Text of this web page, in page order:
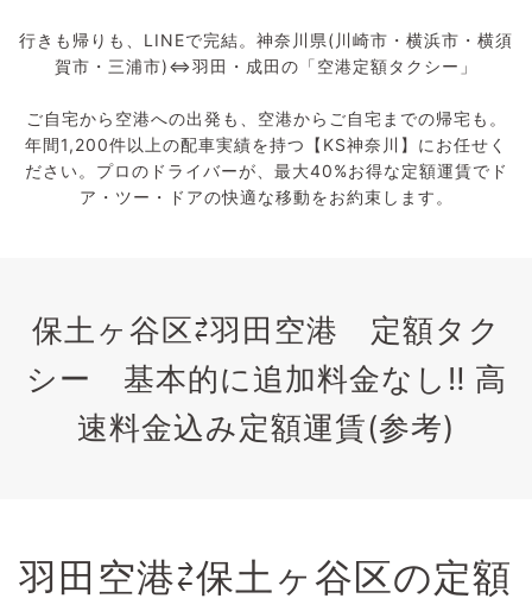
行きも帰りも、LINEで完結。神奈川県(川崎市・横浜市・横須
賀市・三浦市)⇔羽田・成田の「空港定額タクシー」
ご自宅から空港への出発も、空港からご自宅までの帰宅も。
年間1,200件以上の配車実績を持つ【KS神奈川】にお任せく
ださい。プロのドライバーが、最大40%お得な定額運賃でド
ア・ツー・ドアの快適な移動をお約束します。
保土ヶ谷区⇄羽田空港 定額タク
シー 基本的に追加料金なし‼️ 高
速料金込み定額運賃(参考)
羽田空港⇄保土ヶ谷区の定額